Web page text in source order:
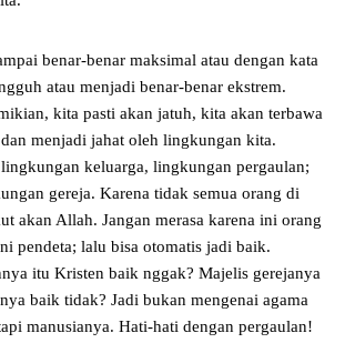
benar-benar maksimal atau dengan kata
atau menjadi benar-benar ekstrem.
kita pasti akan jatuh, kita akan terbawa
menjadi jahat oleh lingkungan kita.
keluarga, lingkungan pergaulan;
gereja. Karena tidak semua orang di
akan Allah. Jangan merasa karena ini orang
pendeta; lalu bisa otomatis jadi baik.
itu Kristen baik nggak? Majelis gerejanya
baik tidak? Jadi bukan mengenai agama
manusianya. Hati-hati dengan pergaulan!